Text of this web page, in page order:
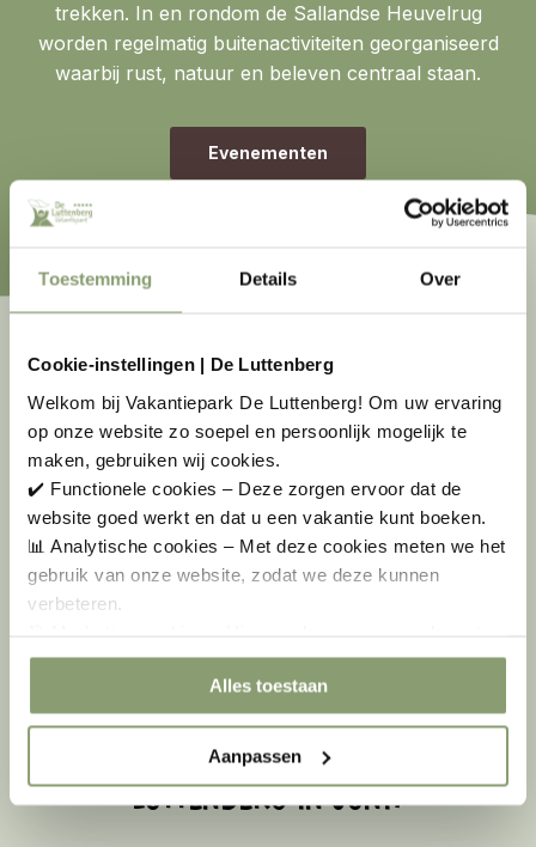
Toestemming Details Over
Cookie-instellingen | De Luttenberg
Welkom bij Vakantiepark De Luttenberg! Om uw ervaring
op onze website zo soepel en persoonlijk mogelijk te
maken, gebruiken wij cookies.
✔️ Functionele cookies – Deze zorgen ervoor dat de
website goed werkt en dat u een vakantie kunt boeken.
📊 Analytische cookies – Met deze cookies meten we het
gebruik van onze website, zodat we deze kunnen
verbeteren.
aanbiedingen en advertenties laten zien.
Alles toestaan
Aanpassen
trekken. In en rondom de Sallandse Heuvelrug
worden regelmatig buitenactiviteiten georganiseerd
waarbij rust, natuur en beleven centraal staan.
Evenementen
WAAROM VERBLIJVEN OP DE
LUTTENBERG IN JUNI?